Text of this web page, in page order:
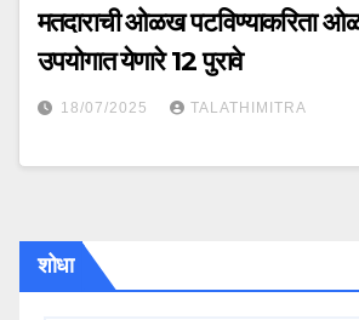
मतदाराची ओळख पटविण्याकरिता ओळखपत्र व्यतिरिक्त
उपयोगात येणारे 12 पुरावे
18/07/2025 TALATHIMITRA
शोधा